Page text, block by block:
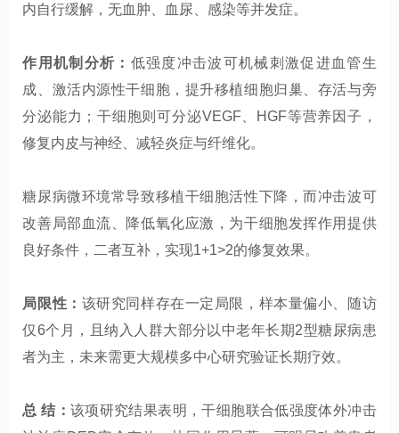
内自行缓解，无血肿、血尿、感染等并发症。
作用机制分析： 低强度冲击波可机械刺激促进血管生
成、激活内源性干细胞，提升移植细胞归巢、存活与旁
分泌能力；干细胞则可分泌VEGF、HGF等营养因子，
修复内皮与神经、减轻炎症与纤维化。
糖尿病微环境常导致移植干细胞活性下降，而冲击波可
改善局部血流、降低氧化应激，为干细胞发挥作用提供
良好条件，二者互补，实现1+1>2的修复效果。
局限性： 该研究同样存在一定局限，样本量偏小、随访
仅6个月，且纳入人群大部分以中老年长期2型糖尿病患
者为主，未来需更大规模多中心研究验证长期疗效。
总 结： 该项研究结果表明，干细胞联合低强度体外冲击